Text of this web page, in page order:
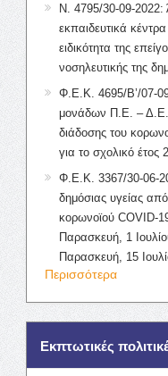
Ν. 4795/30-09-
εκπαιδευτικά
ειδικότητα της
νοσηλευτικής της
Φ.Ε.Κ. 4695/Β’/07-
μονάδων Π.Ε. –
διάδοσης του
για το σχολικό έτος
Φ.Ε.Κ. 3367/30-06-
δημόσιας υγείας
κορωνοϊού COVID-
Παρασκευή, 1
Παρασκευή, 15
Περισσότερα
Εκπτωτικές